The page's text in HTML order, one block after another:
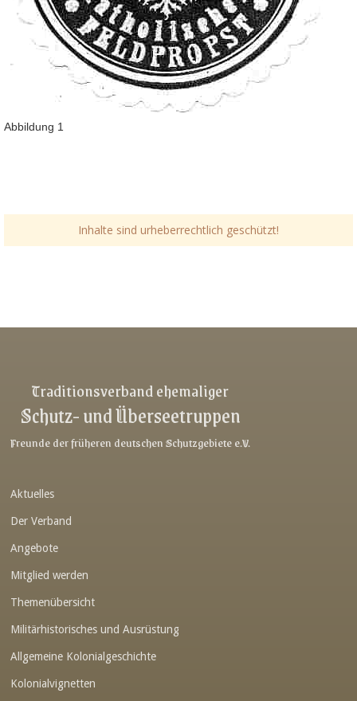
Abbildung 1
Inhalte sind urheberrechtlich geschützt!
Link-v-z
Link-v-z
Link-v-z
Link-v-z
Link-v-z
Link-v-z
Link-v-z
Traditionsverband ehemaliger
Schutz- und Überseetruppen
Freunde der früheren deutschen Schutzgebiete e.V.
Aktuelles
Der Verband
Angebote
Mitglied werden
Themenübersicht
Militärhistorisches und Ausrüstung
Allgemeine Kolonialgeschichte
Kolonialvignetten